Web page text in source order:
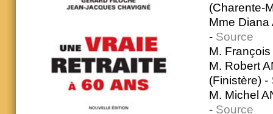
(Charente-
Mme
- Source
M.
M. Robert
(Finistère) -
M. Michel
- Source